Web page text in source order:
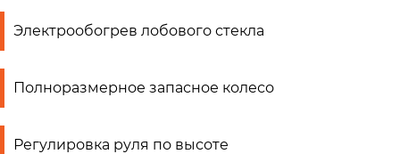
Электрообогрев лобового стекла
Полноразмерное запасное колесо
Регулировка руля по высоте